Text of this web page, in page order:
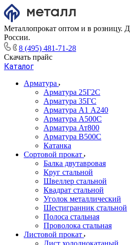
Металлопрокат оптом и в розницу.
России.
8 (495) 481-71-28
Скачать прайс
Каталог
Арматура
Арматура 25Г2С
Арматура 35ГС
Арматура А1 А240
Арматура А500С
Арматура Ат800
Арматура В500С
Катанка
Сортовой прокат
Балка двутавровая
Круг стальной
Швеллер стальной
Квадрат стальной
Уголок металлический
Шестигранник стальной
Полоса стальная
Проволока стальная
Листовой прокат
Лист холоднокатаный